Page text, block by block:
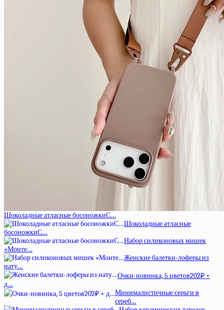
Шоколадные атласные босоножкиС…
Шоколадные атласные
босоножкиС…
Набор силиконовых мишек
«Монте…
Женские балетки-лоферы из
нату…
Очки-новинка, 5 цветов202₽ +
д…
Минималистичные серьги в
сереб…